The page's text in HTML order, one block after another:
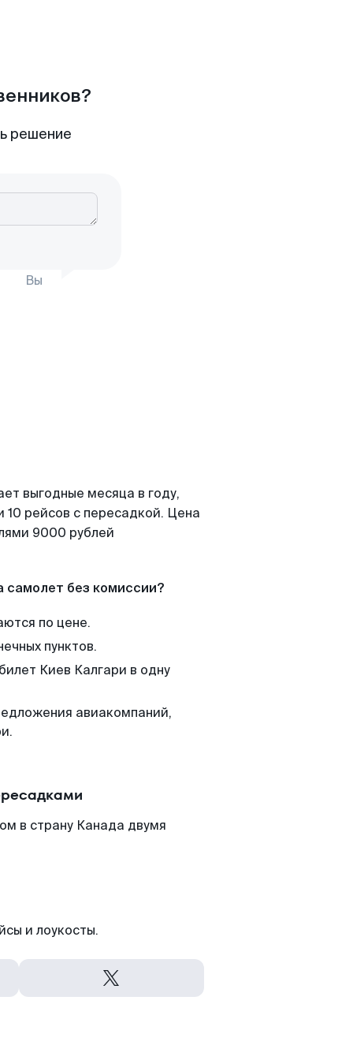
решение
Вы
выгодные месяца в году,
рейсов с пересадкой. Цена
9000 рублей
самолет без комиссии?
по цене.
пунктов.
Киев Калгари в одну
авиакомпаний,
в страну Канада двумя
и лоукосты.